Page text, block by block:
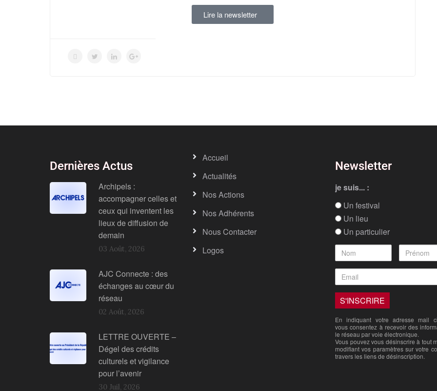
Lire la newsletter
Dernières Actus
Archipels :
accompagner celles et
ceux qui inventent les
lieux de diffusion de
demain
03 Août, 2026
AJC Connecte : des
échanges au cœur du
réseau
02 Août, 2026
LETTRE OUVERTE –
Dégel des crédits
culturels et vigilance
pour l’avenir
30 Juil, 2026
Accueil
Actualités
Nos Actions
Nos Adhérents
Nous Contacter
Logos
Newsletter
je suis... :
Un festival
Un lieu
Un particulier
En indiquant votre adresse mail
vous consentez à recevoir des
le réseau par voie électronique.
Vous pouvez vous désinscrire à tout
modifiant vos paramètres sur votre
travers les liens de désinscription.